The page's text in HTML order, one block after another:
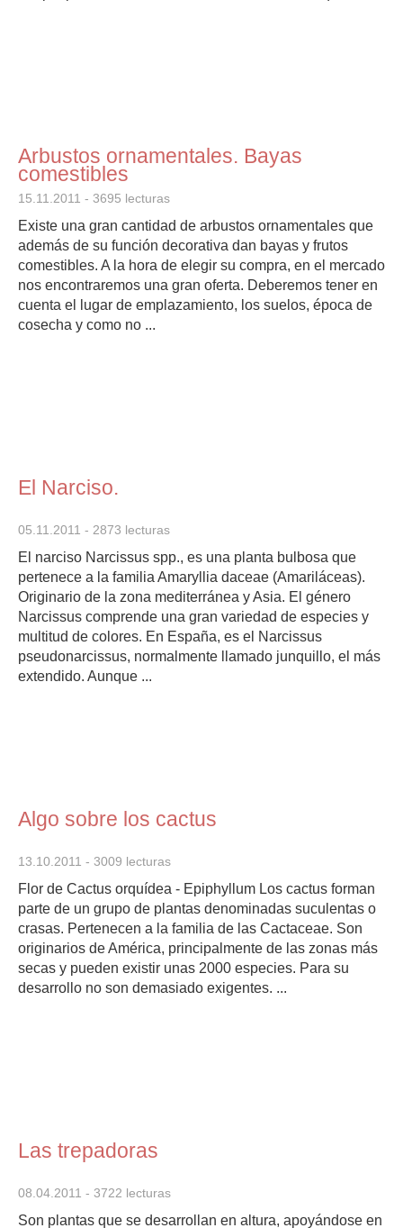
Arbustos ornamentales. Bayas
comestibles
15.11.2011 - 3695 lecturas
Existe una gran cantidad de arbustos ornamentales que
además de su función decorativa dan bayas y frutos
comestibles. A la hora de elegir su compra, en el mercado
nos encontraremos una gran oferta. Deberemos tener en
cuenta el lugar de emplazamiento, los suelos, época de
cosecha y como no ...
El Narciso.
05.11.2011 - 2873 lecturas
El narciso Narcissus spp., es una planta bulbosa que
pertenece a la familia Amaryllia daceae (Amariláceas).
Originario de la zona mediterránea y Asia. El género
Narcissus comprende una gran variedad de especies y
multitud de colores. En España, es el Narcissus
pseudonarcissus, normalmente llamado junquillo, el más
extendido. Aunque ...
Algo sobre los cactus
13.10.2011 - 3009 lecturas
Flor de Cactus orquídea - Epiphyllum Los cactus forman
parte de un grupo de plantas denominadas suculentas o
crasas. Pertenecen a la familia de las Cactaceae. Son
originarios de América, principalmente de las zonas más
secas y pueden existir unas 2000 especies. Para su
desarrollo no son demasiado exigentes. ...
Las trepadoras
08.04.2011 - 3722 lecturas
Son plantas que se desarrollan en altura, apoyándose en